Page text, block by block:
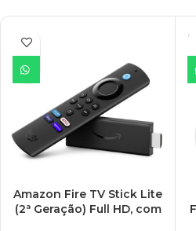
Amazon Fire TV Stick Lite
(2ª Geração) Full HD, com